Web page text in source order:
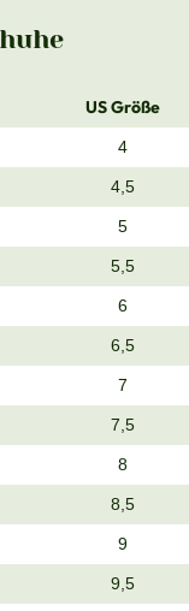
US Größe
4
4,5
5
5,5
6
6,5
7
7,5
8
8,5
9
9,5